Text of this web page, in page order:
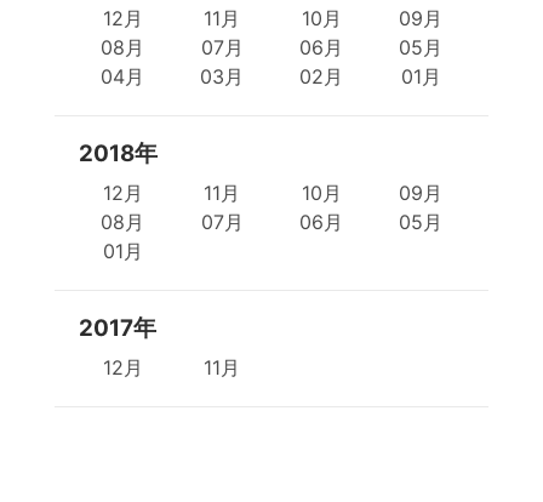
12月 11月 10月
09月
08月
07月 06月
05月
04月
03月 02月 01月
2018年
12月 11月 10月
09月
08月
07月 06月
05月
01月
2017年
12月 11月